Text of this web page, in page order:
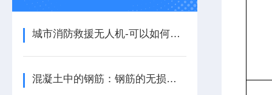
城市消防救援无人机-可以如何使用！
混凝土中的钢筋：钢筋的无损探测